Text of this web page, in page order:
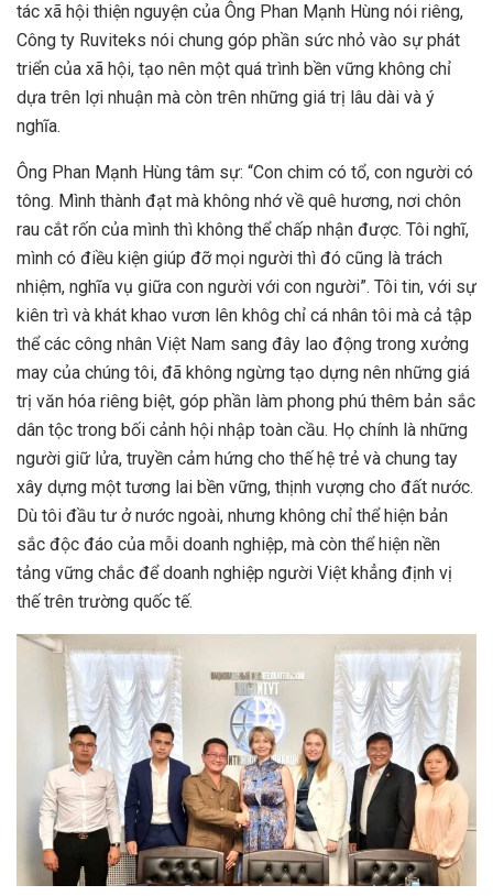
tác xã hội thiện nguyện của Ông Phan Mạnh Hùng nói riêng,
Công ty Ruviteks nói chung góp phần sức nhỏ vào sự phát
triển của xã hội, tạo nên một quá trình bền vững không chỉ
dựa trên lợi nhuận mà còn trên những giá trị lâu dài và ý
nghĩa.
Ông Phan Mạnh Hùng tâm sự: “Con chim có tổ, con người có
tông. Mình thành đạt mà không nhớ về quê hương, nơi chôn
rau cắt rốn của mình thì không thể chấp nhận được. Tôi nghĩ,
mình có điều kiện giúp đỡ mọi người thì đó cũng là trách
nhiệm, nghĩa vụ giữa con người với con người”. Tôi tin, với sự
kiên trì và khát khao vươn lên khôg chỉ cá nhân tôi mà cả tập
thể các công nhân Việt Nam sang đây lao động trong xưởng
may của chúng tôi, đã không ngừng tạo dựng nên những giá
trị văn hóa riêng biệt, góp phần làm phong phú thêm bản sắc
dân tộc trong bối cảnh hội nhập toàn cầu. Họ chính là những
người giữ lửa, truyền cảm hứng cho thế hệ trẻ và chung tay
xây dựng một tương lai bền vững, thịnh vượng cho đất nước.
Dù tôi đầu tư ở nước ngoài, nhưng không chỉ thể hiện bản
sắc độc đáo của mỗi doanh nghiệp, mà còn thể hiện nền
tảng vững chắc để doanh nghiệp người Việt khẳng định vị
thế trên trường quốc tế.